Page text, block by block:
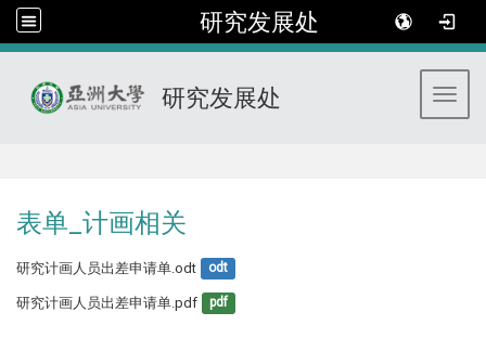
研究发展处
研究发展处
表单_计画相关
研究计画人员出差申请单.odt odt
研究计画人员出差申请单.pdf pdf